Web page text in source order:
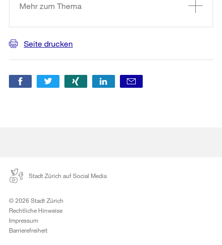
Mehr zum Thema
Seite drucken
Stadt Zürich auf Social Media
© 2026 Stadt Zürich
Rechtliche Hinweise
Impressum
Barrierefreiheit